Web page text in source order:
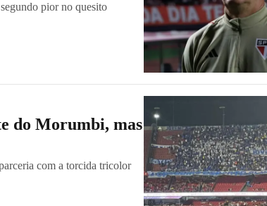
pior no quesito
do Morumbi, mas
com a torcida tricolor